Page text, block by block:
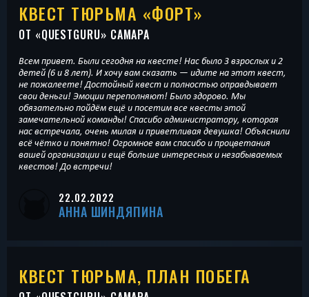
КВЕСТ ТЮРЬМА «ФОРТ»
ОТ «QUESTGURU» САМАРА
Всем привет. Были сегодня на квесте! Нас было 3 взрослых и 2
детей (6 и 8 лет). И хочу вам сказать — идите на этот квест,
не пожалеете! Достойный квест и полностью оправдывает
свои деньги! Эмоции переполняют! Было здорово. Мы
обязательно пойдём ещё и посетим все квесты этой
замечательной команды! Спасибо администратору, которая
нас встречала, очень милая и приветливая девушка! Объяснили
всё чётко и понятно! Огромное вам спасибо и процветания
вашей организации и ещё больше интересных и незабываемых
квестов! До встречи!
22.02.2022
АННА ШИНДЯПИНА
КВЕСТ ТЮРЬМА, ПЛАН ПОБЕГА